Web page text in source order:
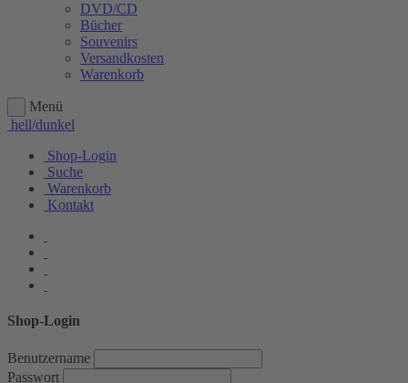
DVD/CD
Bücher
Souvenirs
Versandkosten
Warenkorb
Menü
hell/dunkel
Shop-Login
Suche
Warenkorb
Kontakt
Shop-Login
Benutzername
Passwort